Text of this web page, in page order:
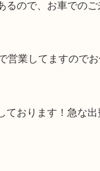
徒歩３分。